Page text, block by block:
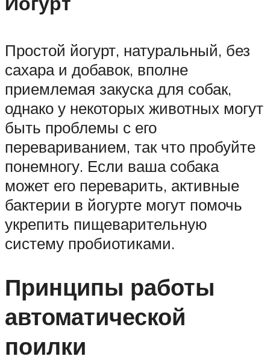
Простой йогурт, натуральный, без
сахара и добавок, вполне
приемлемая закуска для собак,
однако у некоторых животных могут
быть проблемы с его
перевариванием, так что пробуйте
понемногу. Если ваша собака
может его переварить, активные
бактерии в йогурте могут помочь
укрепить пищеварительную
систему пробиотиками.
Принципы работы
автоматической
поилки